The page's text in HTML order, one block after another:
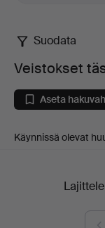
Veistokset
tässä
maassa
Espanja
Suodata
Veistokset
Aseta
Käynnissä olevat
LopullisetLajittele